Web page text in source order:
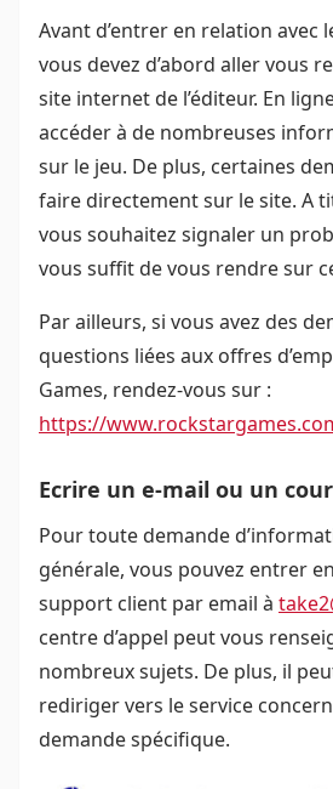
Avant d’entrer en relation avec
vous devez d’abord aller vous
site internet de l’éditeur. En
accéder à de nombreuses
sur le jeu. De plus, certaines
faire directement sur le site. A
vous souhaitez signaler un
vous suffit de vous rendre sur
Par ailleurs, si vous avez des
questions liées aux offres
Games, rendez-vous sur :
https://
Ecrire un e-mail ou un
Pour toute demande
générale, vous pouvez entrer
support client par email à
centre d’appel peut vous
nombreux sujets. De plus, il
rediriger vers le service
demande spécifique.